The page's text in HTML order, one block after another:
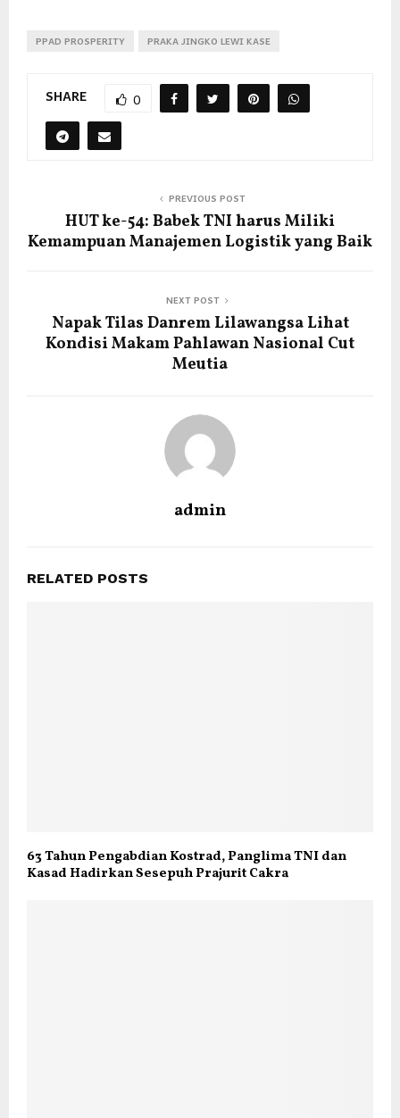
PPAD PROSPERITY PRAKA JINGKO LEWI KASE
SHARE 0
PREVIOUS POST
HUT ke-54: Babek TNI harus Miliki
Kemampuan Manajemen Logistik yang Baik
NEXT POST
Napak Tilas Danrem Lilawangsa Lihat
Kondisi Makam Pahlawan Nasional Cut
Meutia
admin
RELATED POSTS
63 Tahun Pengabdian Kostrad, Panglima TNI dan
Kasad Hadirkan Sesepuh Prajurit Cakra